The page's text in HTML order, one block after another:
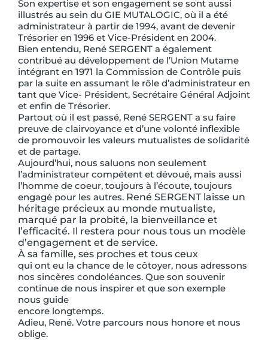
Son expertise et son engagement se sont aussi
illustrés au sein du GIE MUTALOGIC, où il a été
administrateur à partir de 1994, avant de devenir
Trésorier en 1996 et Vice-Président en 2004.
Bien entendu, René SERGENT a également
contribué au développement de l’Union Mutame
intégrant en 1971 la Commission de Contrôle puis
par la suite en assumant le rôle d’administrateur en
tant que Vice- Président, Secrétaire Général Adjoint
et enfin de Trésorier.
Partout où il est passé, René SERGENT a su faire
preuve de clairvoyance et d’une volonté inflexible
de promouvoir les valeurs mutualistes de solidarité
et de partage.
Aujourd’hui, nous saluons non seulement
l’administrateur compétent et dévoué, mais aussi
l’homme de coeur, toujours à l’écoute, toujours
engagé pour les autres. René SERGENT laisse un
héritage précieux au monde mutualiste,
marqué par la probité, la bienveillance et
l’efficacité. Il restera pour nous tous un modèle
d’engagement et de service.
À sa famille, ses proches et tous ceux
qui ont eu la chance de le côtoyer, nous adressons
nos sincères condoléances. Que son souvenir
continue de nous inspirer et que son exemple
nous guide
encore longtemps.
Adieu, René. Votre parcours nous honore et nous
oblige.